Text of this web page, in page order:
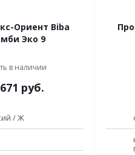
Ориент Biba
Эко 9
в наличии
руб.
/ Ж